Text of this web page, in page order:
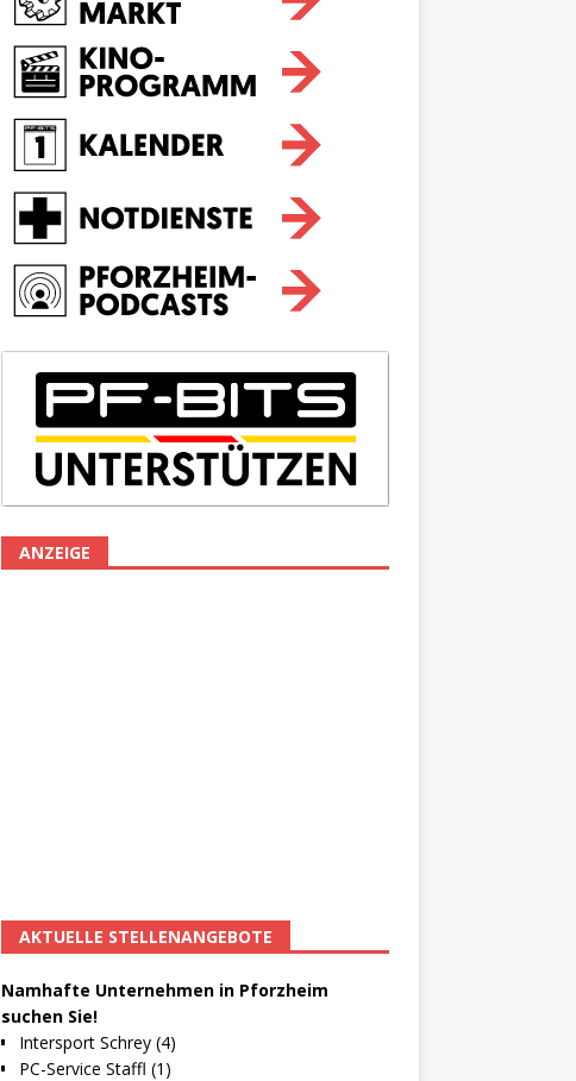
ANZEIGE
AKTUELLE STELLENANGEBOTE
Namhafte Unternehmen in Pforzheim
suchen Sie!
Intersport Schrey (4)
PC-Service Staffl (1)